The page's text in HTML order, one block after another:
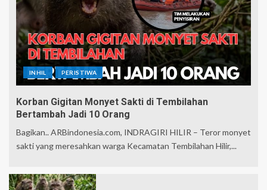
INHIL PERISTIWA
Korban Gigitan Monyet Sakti di Tembilahan
Bertambah Jadi 10 Orang
Bagikan.. ARBindonesia.com, INDRAGIRI HILIR – Teror monyet
sakti yang meresahkan warga Kecamatan Tembilahan Hilir,...